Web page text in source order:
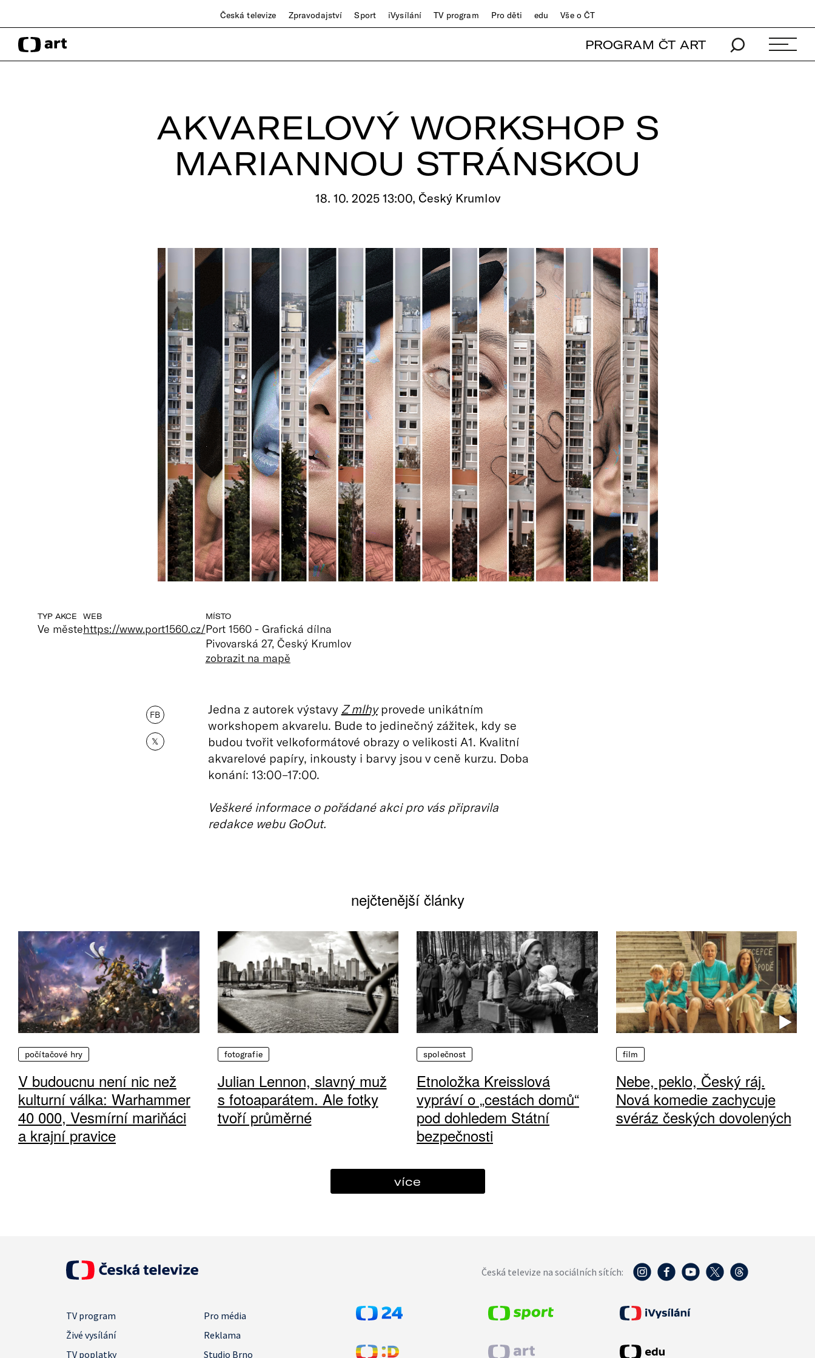
Česká televize Zpravodajství Sport iVysílání TV program Pro děti edu Vše o ČT
PROGRAM ČT ART
AKVARELOVÝ WORKSHOP S
MARIANNOU STRÁNSKOU
18. 10. 2025 13:00, Český Krumlov
TYP AKCE
Ve měste
WEB
https://www.port1560.cz/
MÍSTO
Port 1560 - Grafická dílna
Pivovarská 27, Český Krumlov
zobrazit na mapě
FB
𝕏
Jedna z autorek výstavy Z mlhyprovede unikátním
workshopem akvarelu. Bude to jedinečný zážitek, kdy se
budou tvořit velkoformátové obrazy o velikosti A1. Kvalitní
akvarelové papíry, inkousty i barvy jsou v ceně kurzu. Doba
konání: 13:00–⁠⁠⁠⁠⁠⁠17:00.
Veškeré informace o pořádané akci pro vás připravila
redakce webu GoOut.
nejčtenější články
počítačové hry
V budoucnu není nic než
kulturní válka: Warhammer
40 000, Vesmírní mariňáci
a krajní pravice
fotografie
Julian Lennon, slavný muž
s fotoaparátem. Ale fotky
tvoří průměrné
společnost
Etnoložka Kreisslová
vypráví o „cestách domů“
pod dohledem Státní
bezpečnosti
film
Nebe, peklo, Český ráj.
Nová komedie zachycuje
svéráz českých dovolených
více
Česká televize na sociálních sítích:
TV program
Pro média
Živé vysílání
Reklama
TV poplatky
Studio Brno